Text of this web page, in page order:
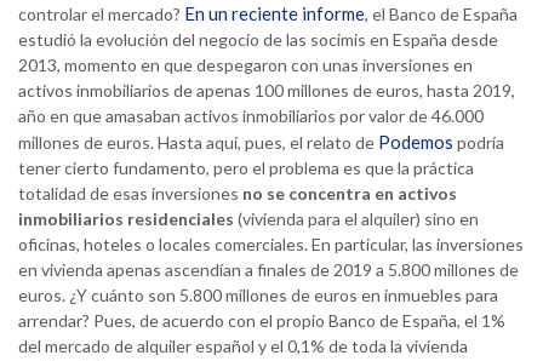
controlar el mercado? En un reciente informe, el Banco de España
estudió la evolución del negocio de las socimis en España desde
2013, momento en que despegaron con unas inversiones en
activos inmobiliarios de apenas 100 millones de euros, hasta 2019,
año en que amasaban activos inmobiliarios por valor de 46.000
millones de euros. Hasta aquí, pues, el relato de Podemos podría
tener cierto fundamento, pero el problema es que la práctica
totalidad de esas inversiones no se concentra en activos
inmobiliarios residenciales (vivienda para el alquiler) sino en
oficinas, hoteles o locales comerciales. En particular, las inversiones
en vivienda apenas ascendían a finales de 2019 a 5.800 millones de
euros. ¿Y cuánto son 5.800 millones de euros en inmuebles para
arrendar? Pues, de acuerdo con el propio Banco de España, el 1%
del mercado de alquiler español y el 0,1% de toda la vivienda